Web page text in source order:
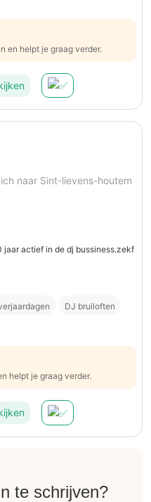
en helpt je graag verder.
naar Sint-lievens-houtem
jaar actief in de dj bussiness.zekf
DJ bruiloften
helpt je graag verder.
te schrijven?